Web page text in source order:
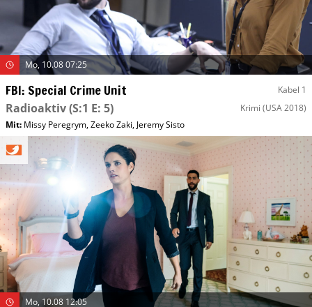
Mo, 10.08 07:25
FBI: Special Crime Unit Kabel 1
Radioaktiv(S:1 E: 5) Krimi (USA 2018)
Mit: Missy Peregrym,Zeeko Zaki, Jeremy Sisto
Mo, 10.08 12:05